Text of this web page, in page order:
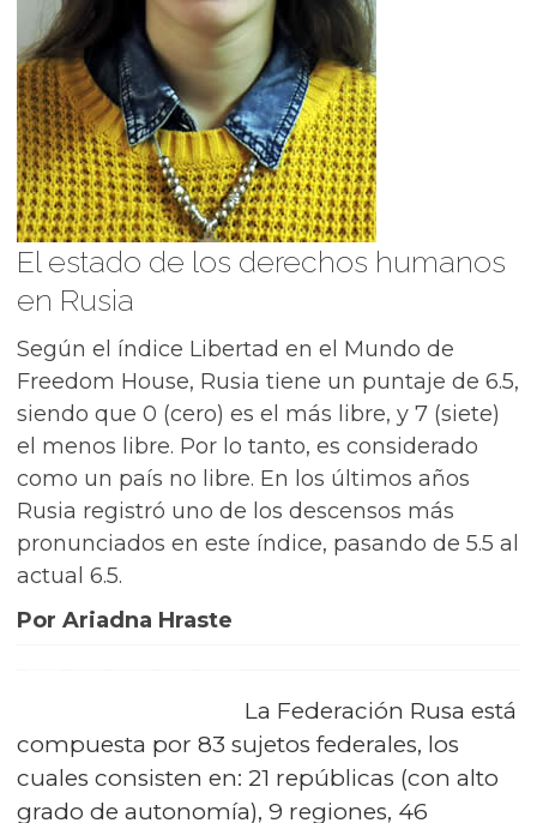
El estado de los derechos humanos
en Rusia
Según el índice Libertad en el Mundo de
Freedom House, Rusia tiene un puntaje de 6.5,
siendo que 0 (cero) es el más libre, y 7 (siete)
el menos libre. Por lo tanto, es considerado
como un país no libre. En los últimos años
Rusia registró uno de los descensos más
pronunciados en este índice, pasando de 5.5 al
actual 6.5.
Por Ariadna Hraste
La Federación Rusa está
compuesta por 83 sujetos federales, los
cuales consisten en: 21 repúblicas (con alto
grado de autonomía), 9 regiones, 46